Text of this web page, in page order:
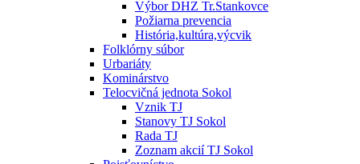
Výbor DHZ Tr.Stankovce
Požiarna prevencia
História,kultúra,výcvik
Folklórny súbor
Urbariáty
Kominárstvo
Telocvičná jednota Sokol
Vznik TJ
Stanovy TJ Sokol
Rada TJ
Zoznam akcií TJ Sokol